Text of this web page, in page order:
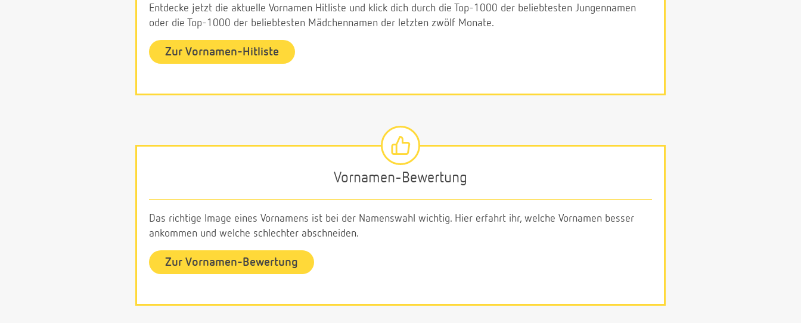
Entdecke jetzt die aktuelle Vornamen Hitliste und klick dich durch die Top-1000 der beliebtesten Jungennamen
oder die Top-1000 der beliebtesten Mädchennamen der letzten zwölf Monate.
Zur Vornamen-Hitliste
Vornamen-Bewertung
Das richtige Image eines Vornamens ist bei der Namenswahl wichtig. Hier erfahrt ihr, welche Vornamen besser
ankommen und welche schlechter abschneiden.
Zur Vornamen-Bewertung